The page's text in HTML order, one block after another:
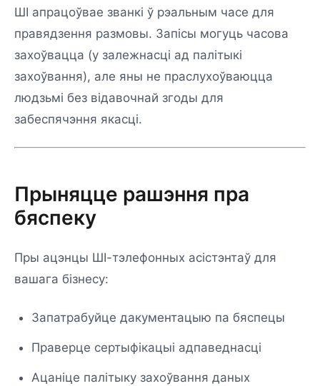
ШІ апрацоўвае званкі ў рэальным часе для
правядзення размовы. Запісы могуць часова
захоўвацца (у залежнасці ад палітыкі
захоўвання), але яны не праслухоўваюцца
людзьмі без відавочнай згоды для
забеспячэння якасці.
Прыняцце рашэння пра
бяспеку
Пры ацэнцы ШІ-тэлефонных асістэнтаў для
вашага бізнесу:
Запатрабуйце дакументацыю па бяспецы
Праверце сертыфікацыі адпаведнасці
Ацаніце палітыку захоўвання даных